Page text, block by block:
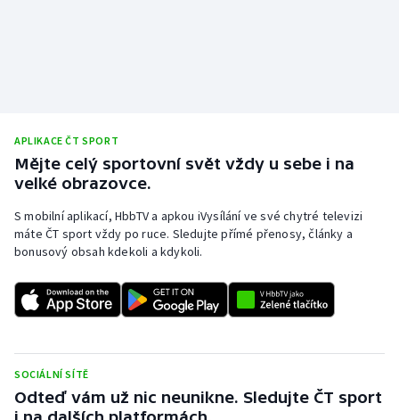
Olympijské hry
Parasport
Plavání
Plážový volejbal
Ragby
Rychlostní kanoistika
APLIKACE ČT SPORT
Mějte celý sportovní svět vždy u sebe i na
velké obrazovce.
S mobilní aplikací, HbbTV a apkou iVysílání ve své chytré televizi
máte ČT sport vždy po ruce. Sledujte přímé přenosy, články a
bonusový obsah kdekoli a kdykoli.
SOCIÁLNÍ SÍTĚ
Odteď vám už nic neunikne. Sledujte ČT sport